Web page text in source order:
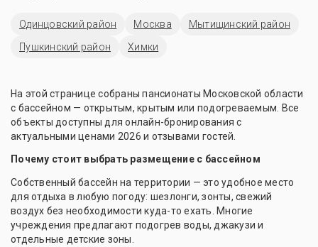
Одинцовский район Москва
Мытищинский район
Пушкинский район
Химки
На этой странице собраны пансионаты Московской области
с бассейном — открытым, крытым или подогреваемым. Все
объекты доступны для онлайн-бронирования с
актуальными ценами 2026 и отзывами гостей.
Почему стоит выбрать размещение с бассейном
Собственный бассейн на территории — это удобное место
для отдыха в любую погоду: шезлонги, зонты, свежий
воздух без необходимости куда-то ехать. Многие
учреждения предлагают подогрев воды, джакузи и
отдельные детские зоны.